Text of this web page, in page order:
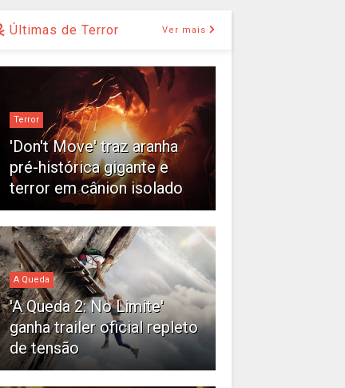
Últimas de Terror Ver mais
Terror
'Don't Move' traz aranha
pré-histórica gigante e
terror em cânion isolado
A Queda
'A Queda 2: No Limite'
ganha trailer oficial repleto
de tensão